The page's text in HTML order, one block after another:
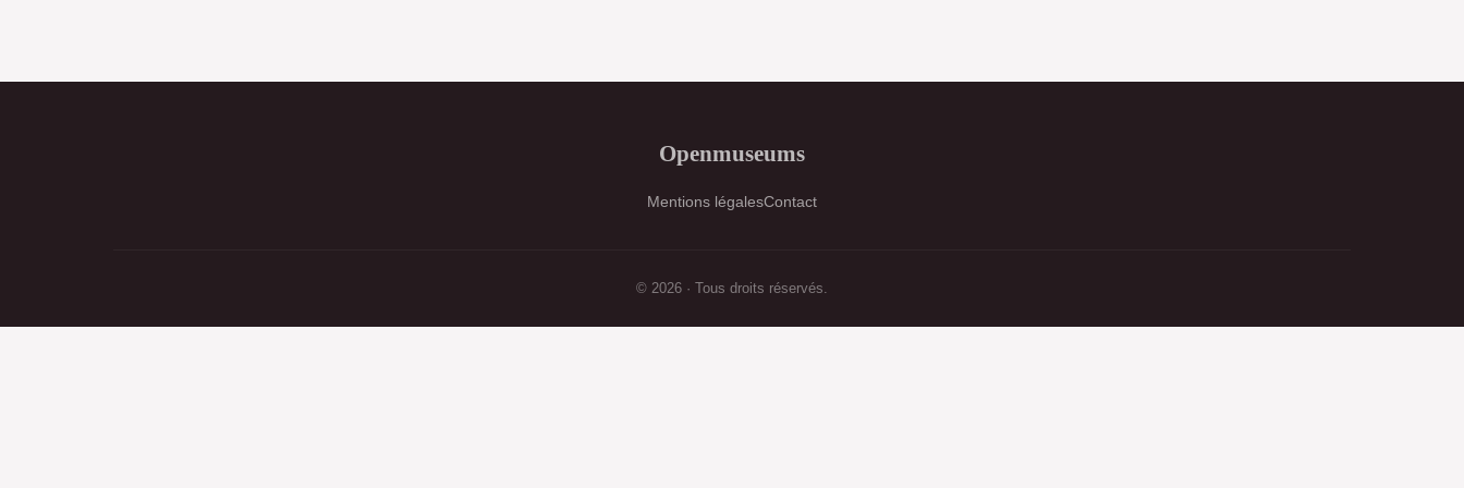
Openmuseums
Mentions légalesContact
© 2026 · Tous droits réservés.